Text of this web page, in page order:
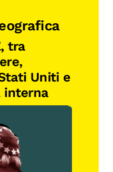
tra
Uniti e
interna